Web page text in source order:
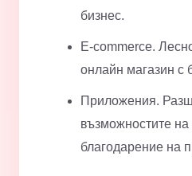
бизнес.
E-commerce.
онлайн магазин с
Приложения.
възможностите на
благодарение на